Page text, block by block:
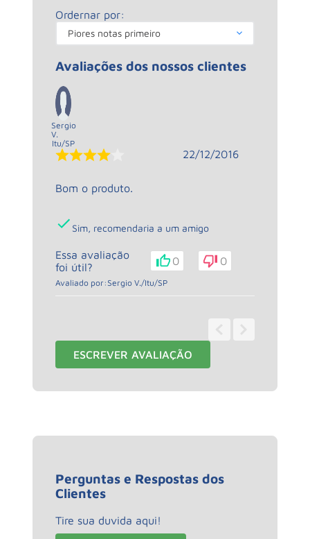
Ordernar por:
Piores notas primeiro
Avaliações dos nossos clientes
Sergio
V.
Itu/SP
22/12/2016
Bom o produto.
Sim, recomendaria a um amigo
Essa avaliação
foi útil?
0 0
Avaliado por: Sergio V./Itu/SP
ESCREVER AVALIAÇÃO
Perguntas e Respostas dos
Clientes
Tire sua duvida aqui!